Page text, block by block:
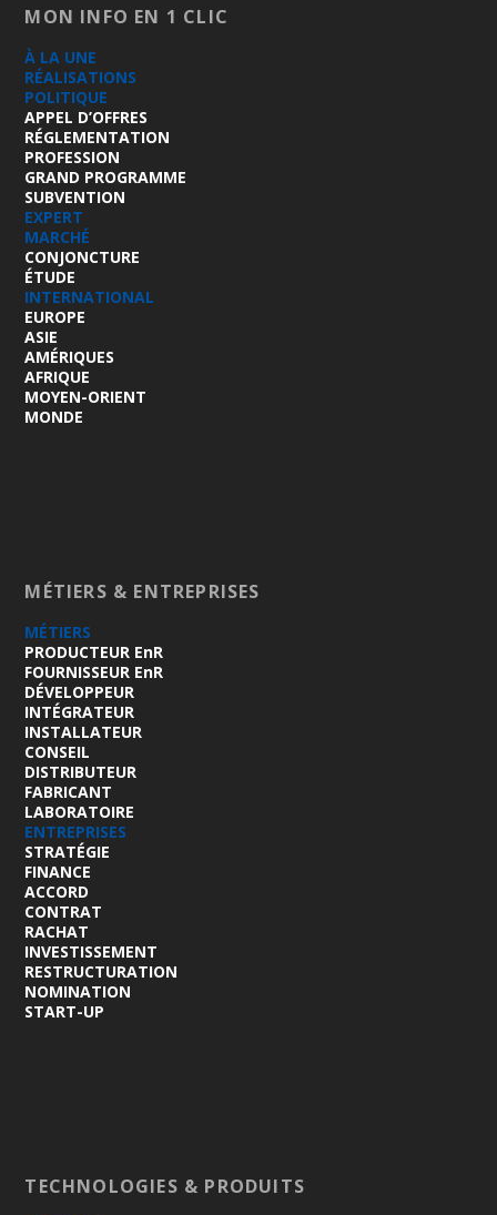
MON INFO EN 1 CLIC
À LA UNE
RÉALISATIONS
POLITIQUE
APPEL D’OFFRES
RÉGLEMENTATION
PROFESSION
GRAND PROGRAMME
SUBVENTION
EXPERT
MARCHÉ
CONJONCTURE
ÉTUDE
INTERNATIONAL
EUROPE
ASIE
AMÉRIQUES
AFRIQUE
MOYEN-ORIENT
MONDE
MÉTIERS & ENTREPRISES
MÉTIERS
PRODUCTEUR EnR
FOURNISSEUR EnR
DÉVELOPPEUR
INTÉGRATEUR
INSTALLATEUR
CONSEIL
DISTRIBUTEUR
FABRICANT
LABORATOIRE
ENTREPRISES
STRATÉGIE
FINANCE
ACCORD
CONTRAT
RACHAT
INVESTISSEMENT
RESTRUCTURATION
NOMINATION
START-UP
TECHNOLOGIES & PRODUITS